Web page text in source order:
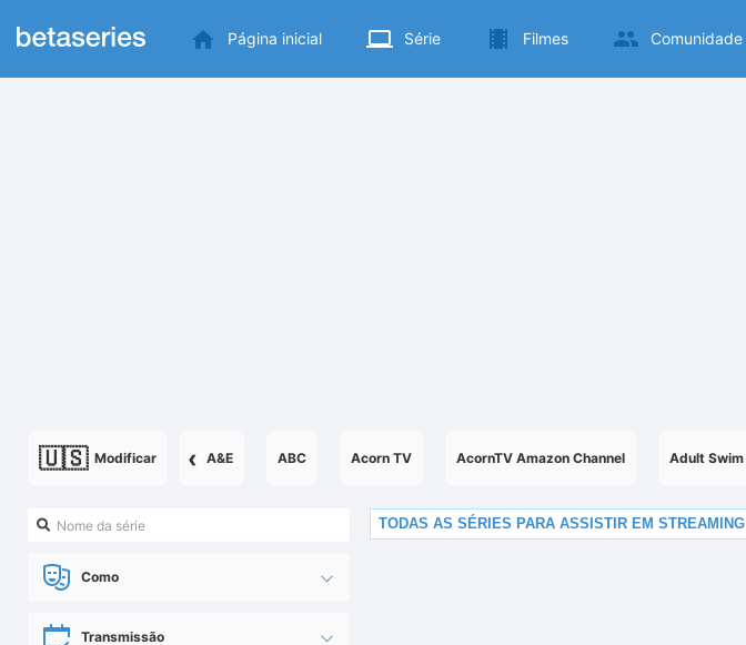
Página inicial Série Filmes Comunidade
🇺🇸 Modificar ‹ A&E ABC Acorn TV AcornTV Amazon Channel Adult Swim
Como
Transmissão
TODAS AS SÉRIES PARA ASSISTIR EM STREAMING